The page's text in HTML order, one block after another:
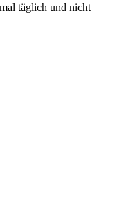
täglich und nicht